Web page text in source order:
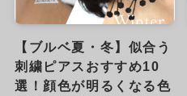
【ブルベ夏・冬】似合う
刺繍ピアスおすすめ10
選！顔色が明るくなる色